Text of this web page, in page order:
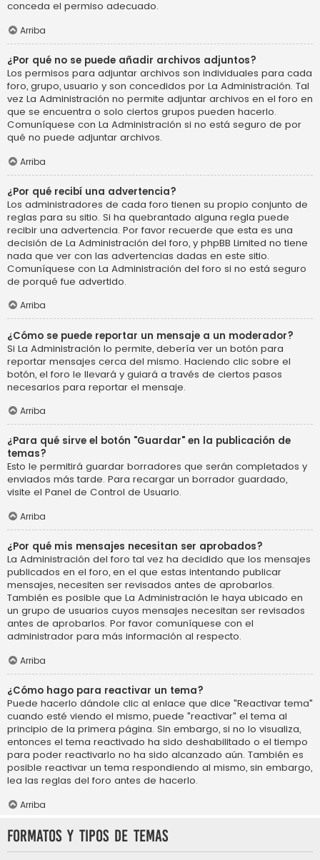
conceda el permiso adecuado.
Arriba
¿Por qué no se puede añadir archivos adjuntos?
Los permisos para adjuntar archivos son individuales para cada
foro, grupo, usuario y son concedidos por La Administración. Tal
vez La Administración no permite adjuntar archivos en el foro en
que se encuentra o solo ciertos grupos pueden hacerlo.
Comuníquese con La Administración si no está seguro de por
qué no puede adjuntar archivos.
Arriba
¿Por qué recibí una advertencia?
Los administradores de cada foro tienen su propio conjunto de
reglas para su sitio. Si ha quebrantado alguna regla puede
recibir una advertencia. Por favor recuerde que esta es una
decisión de La Administración del foro, y phpBB Limited no tiene
nada que ver con las advertencias dadas en este sitio.
Comuníquese con La Administración del foro si no está seguro
de porqué fue advertido.
Arriba
¿Cómo se puede reportar un mensaje a un moderador?
Si La Administración lo permite, debería ver un botón para
reportar mensajes cerca del mismo. Haciendo clic sobre el
botón, el foro le llevará y guiará a través de ciertos pasos
necesarios para reportar el mensaje.
Arriba
¿Para qué sirve el botón "Guardar" en la publicación de
temas?
Esto le permitirá guardar borradores que serán completados y
enviados más tarde. Para recargar un borrador guardado,
visite el Panel de Control de Usuario.
Arriba
¿Por qué mis mensajes necesitan ser aprobados?
La Administración del foro tal vez ha decidido que los mensajes
publicados en el foro, en el que estas intentando publicar
mensajes, necesiten ser revisados antes de aprobarlos.
También es posible que La Administración le haya ubicado en
un grupo de usuarios cuyos mensajes necesitan ser revisados
antes de aprobarlos. Por favor comuníquese con el
administrador para más información al respecto.
Arriba
¿Cómo hago para reactivar un tema?
Puede hacerlo dándole clic al enlace que dice "Reactivar tema"
cuando esté viendo el mismo, puede "reactivar" el tema al
principio de la primera página. Sin embargo, si no lo visualiza,
entonces el tema reactivado ha sido deshabilitado o el tiempo
para poder reactivarlo no ha sido alcanzado aún. También es
posible reactivar un tema respondiendo al mismo, sin embargo,
lea las reglas del foro antes de hacerlo.
Arriba
Formatos y tipos de temas